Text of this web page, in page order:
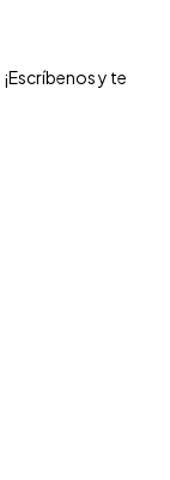
¡Escríbenos y te